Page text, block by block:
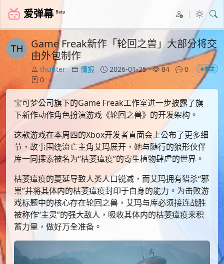
爱弹幕 Beta
Game Freak新作「轮回之兽」大部分将交
由外包制作
thunter 情报 2026-01-25 84
0
0
#楼主
宝可梦公司旗下的Game Freak工作室进一步披露了旗
下新作动作角色扮演游戏《轮回之兽》的开发架构。
这款游戏在本周四的Xbox开发者直面会上公布了更多细
节，故事围绕流亡主角艾玛展开，她与随行的狼形伙伴
库一同探索被名为“枯萎瘴疫”的寄生植物肆虐的世界。
枯萎瘴疫的蔓延导致人类人口锐减，而艾玛拥有猎杀“邪
祟”并将其体内的枯萎瘴疫封印于自身的能力。为击败游
戏标题中的核心存在轮回之兽，艾玛与库必须接连战胜
被称作“主灵”的强大敌人，吸收其体内的枯萎瘴疫来积
蓄力量，做好万全准备。